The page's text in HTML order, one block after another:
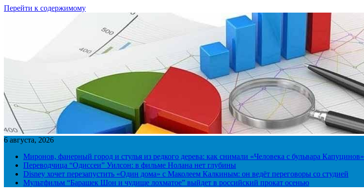
Перейти к содержимому
6 августа, 2026
Миронов, фанерный город и стулья из редкого дерева: как снимали «Человека с бульвара Капуцинов»
Переводчица “Одиссеи” Уилсон: в фильме Нолана нет глубины
Disney хочет перезапустить «Один дома» с Маколеем Калкиным: он ведёт переговоры со студией
Мультфильм “Барашек Шон и чудище лохматое” выйдет в российский прокат осенью